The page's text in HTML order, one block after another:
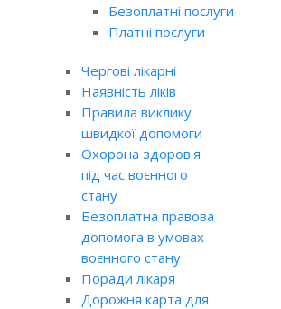
Безоплатні послуги
Платні послуги
Чергові лікарні
Наявність ліків
Правила виклику
швидкої допомоги
Охорона здоров'я
під час воєнного
стану
Безоплатна правова
допомога в умовах
воєнного стану
Поради лікаря
Дорожня карта для